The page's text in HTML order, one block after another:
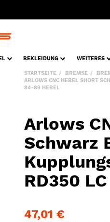
BEKLEIDUNG WEITERES
STARTSEITE BREMSE
ARLOWS CNC HEBEL SHORT
84-89 HEBEL
Arlows
Schwarz
RD350
47,01 €